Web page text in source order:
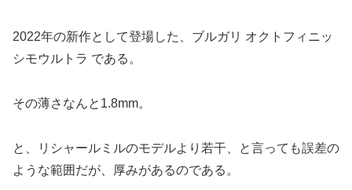
2022年の新作として登場した、ブルガリ オクトフィニッ
シモウルトラ である。
その薄さなんと1.8mm。
と、リシャールミルのモデルより若干、と言っても誤差の
ような範囲だが、厚みがあるのである。